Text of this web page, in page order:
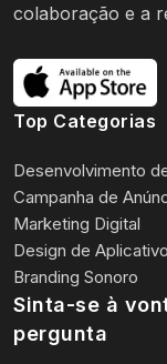
colaboração e a
Top Categorias
Desenvolvimento
Campanha de
Marketing Digital
Design de
Branding Sonoro
Sinta-se à
pergunta